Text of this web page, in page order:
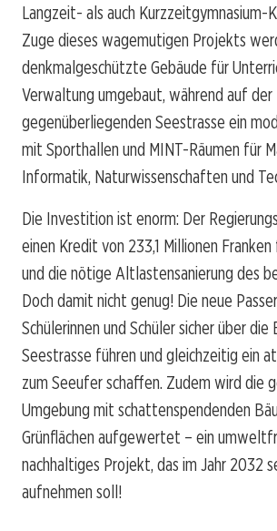
Langzeit- als auch Kurzzeitgymnasium-
Zuge dieses wagemutigen Projekts
denkmalgeschützte Gebäude für
Verwaltung umgebaut, während auf der
gegenüberliegenden Seestrasse ein
mit Sporthallen und MINT-Räumen für
Informatik, Naturwissenschaften und
Die Investition ist enorm: Der
einen Kredit von 233,1 Millionen
und die nötige Altlastensanierung des
Doch damit nicht genug! Die neue
Schülerinnen und Schüler sicher über die
Seestrasse führen und gleichzeitig ein
zum Seeufer schaffen. Zudem wird die
Umgebung mit schattenspendenden
Grünflächen aufgewertet – ein
nachhaltiges Projekt, das im Jahr 2032
aufnehmen soll!